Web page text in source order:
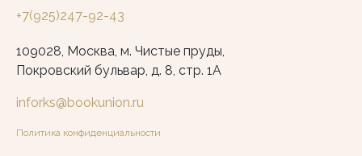
+7(925)247-92-43
109028, Москва, м. Чистые пруды,
Покровский бульвар, д. 8, стр. 1А
inforks@bookunion.ru
Политика конфиденциальности